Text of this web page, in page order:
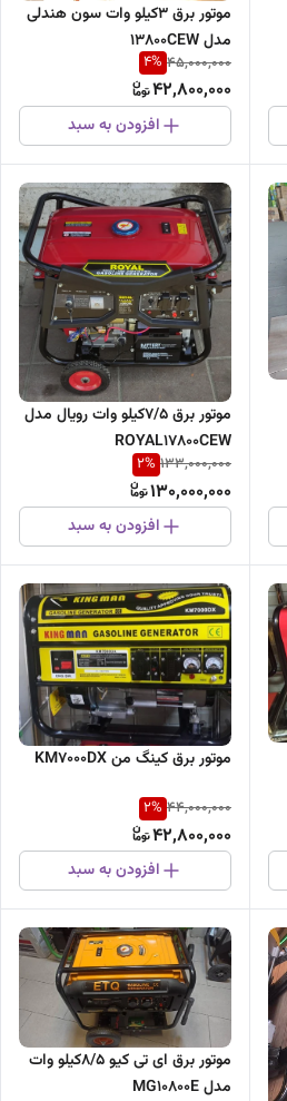
موتور برق 3کیلو وات سون هندلی
مدل 13800CEW
45,000,000
4%
42,800,000
افزودن به سبد
موتور برق 7/5کیلو وات رویال مدل
ROYAL17800CEW
133,000,000
2%
130,000,000
افزودن به سبد
موتور برق کینگ من KM۷۰۰۰DX
44,000,000
2%
42,800,000
افزودن به سبد
موتور برق ای تی کیو 8/5کیلو وات
مدل MG10800E